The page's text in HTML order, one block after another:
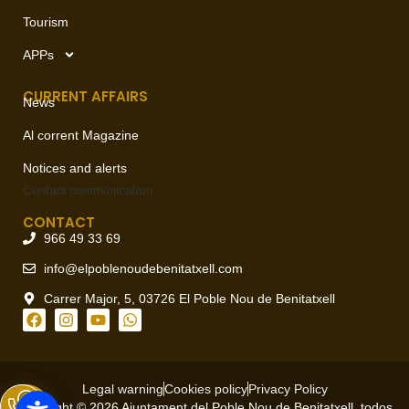
Tourism
APPs
CURRENT AFFAIRS
News
Al corrent Magazine
Notices and alerts
Contact communication
CONTACT
966 49 33 69
info@elpoblenoudebenitatxell.com
Carrer Major, 5, 03726 El Poble Nou de Benitatxell
Legal warningCookies policyPrivacy Policy